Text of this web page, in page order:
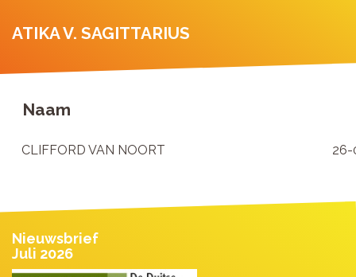
ATIKA V. SAGITTARIUS
Naam
CLIFFORD VAN NOORT 26-
Nieuwsbrief
Juli 2026